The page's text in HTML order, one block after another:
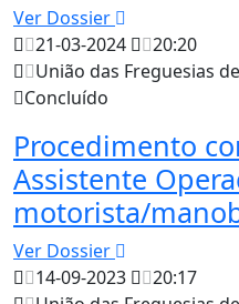
Ver Dossier
21-03-2024
20:20
União das Freguesias
Concluído
Procedimento
Assistente
motorista/
Ver Dossier
14-09-2023
20:17